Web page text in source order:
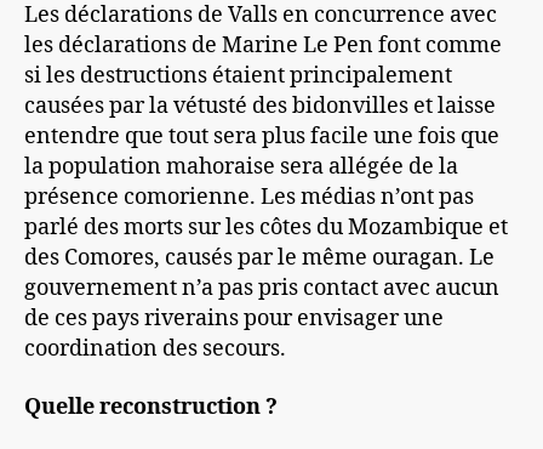
Les déclarations de Valls en concurrence avec
les déclarations de Marine Le Pen font comme
si les destructions étaient principalement
causées par la vétusté des bidonvilles et laisse
entendre que tout sera plus facile une fois que
la population mahoraise sera allégée de la
présence comorienne. Les médias n’ont pas
parlé des morts sur les côtes du Mozambique et
des Comores, causés par le même ouragan. Le
gouvernement n’a pas pris contact avec aucun
de ces pays riverains pour envisager une
coordination des secours.
Quelle reconstruction ?